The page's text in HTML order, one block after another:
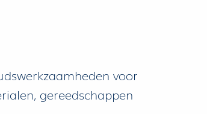
voor
gereedschappen